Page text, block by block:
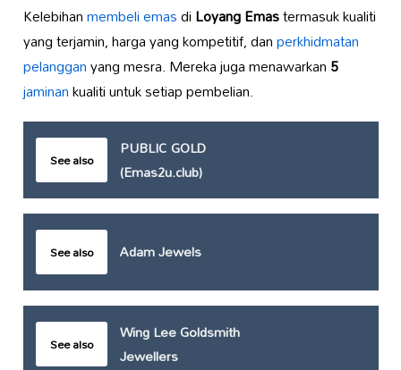
Kelebihanmembeli emasdiLoyang Emastermasuk kualiti
yang terjamin, harga yang kompetitif, danperkhidmatan
pelangganyang mesra. Mereka juga menawarkan5
jaminankualiti untuk setiap pembelian.
See also
PUBLIC GOLD
(Emas2u.club)
See also Adam Jewels
See also
Wing Lee Goldsmith
Jewellers